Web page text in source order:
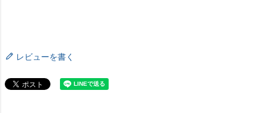
レビューを書く